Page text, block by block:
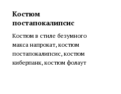
Костюм
постапокалипсис
Костюм в стиле безумного
макса напрокат, костюм
постапокалипсис, костюм
киберпанк, костюм фолаут